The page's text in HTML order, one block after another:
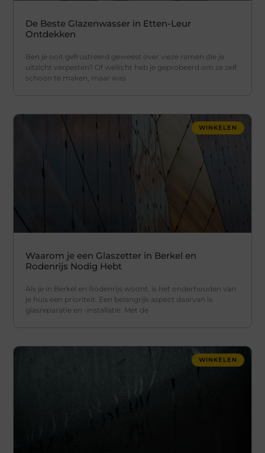
De Beste Glazenwasser in Etten-Leur
Ontdekken
Ben je ooit gefrustreerd geweest over vieze ramen die je
uitzicht verpesten? Of wellicht heb je geprobeerd om ze zelf
schoon te maken, maar was
WINKELEN
Waarom je een Glaszetter in Berkel en
Rodenrijs Nodig Hebt
Als je in Berkel en Rodenrijs woont, is het onderhouden van
je huis een prioriteit. Een belangrijk aspect daarvan is
glasreparatie en -installatie. Met de
WINKELEN